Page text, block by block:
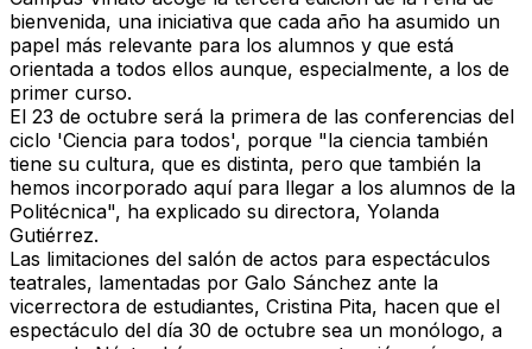
bienvenida, una iniciativa que cada año ha asumido un
papel más relevante para los alumnos y que está
orientada a todos ellos aunque, especialmente, a los de
primer curso.
El 23 de octubre será la primera de las conferencias del
ciclo 'Ciencia para todos', porque "la ciencia también
tiene su cultura, que es distinta, pero que también la
hemos incorporado aquí para llegar a los alumnos de la
Politécnica", ha explicado su directora, Yolanda
Gutiérrez.
Las limitaciones del salón de actos para espectáculos
teatrales, lamentadas por Galo Sánchez ante la
vicerrectora de estudiantes, Cristina Pita, hacen que el
espectáculo del día 30 de octubre sea un monólogo, a